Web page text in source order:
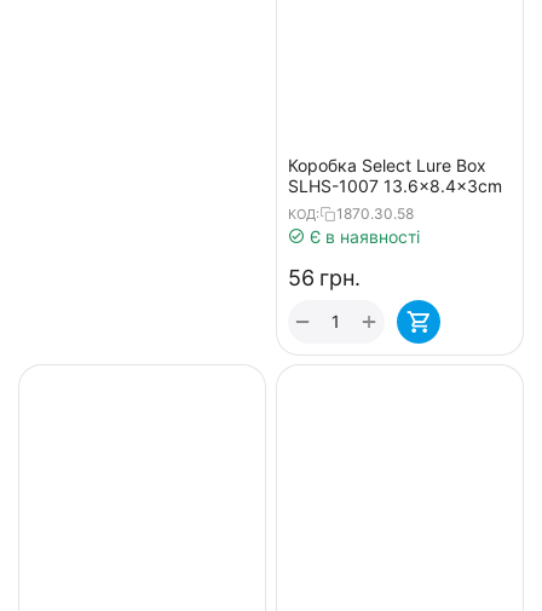
Коробка Select Lure Box
SLHS-1007 13.6x8.4x3cm
КОД: 1870.30.58
Є в наявності
‍56‍ грн.
+
−